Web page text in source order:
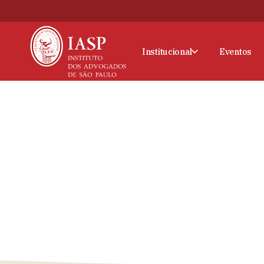
Institucional Eventos